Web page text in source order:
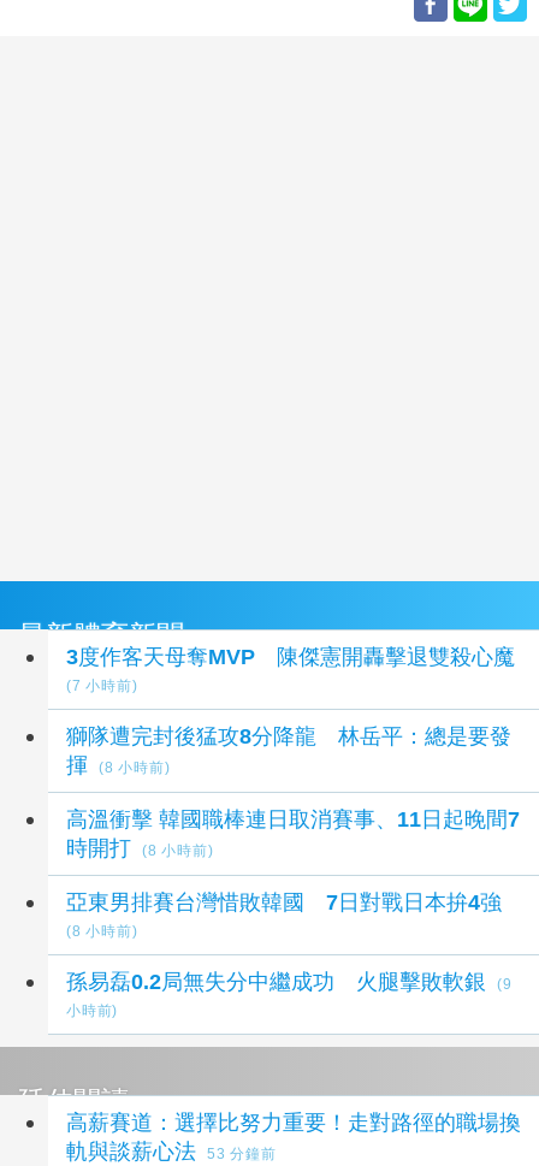
最新體育新聞
3度作客天母奪MVP 陳傑憲開轟擊退雙殺心魔
(7 小時前)
獅隊遭完封後猛攻8分降龍 林岳平：總是要發
揮
(8 小時前)
高溫衝擊 韓國職棒連日取消賽事、11日起晚間7
時開打
(8 小時前)
亞東男排賽台灣惜敗韓國 7日對戰日本拚4強
(8 小時前)
孫易磊0.2局無失分中繼成功 火腿擊敗軟銀
(9
小時前)
延伸閱讀
高薪賽道：選擇比努力重要！走對路徑的職場換
軌與談薪心法
53 分鐘前